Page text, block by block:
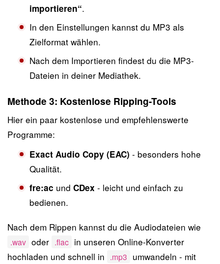
importieren“.
In den Einstellungen kannst du MP3 als
Zielformat wählen.
Nach dem Importieren findest du die MP3-
Dateien in deiner Mediathek.
Methode 3: Kostenlose Ripping-Tools
Hier ein paar kostenlose und empfehlenswerte
Programme:
Exact Audio Copy (EAC) - besonders hohe
Qualität.
fre:ac und CDex - leicht und einfach zu
bedienen.
Nach dem Rippen kannst du die Audiodateien wie
.wav oder .flac in unseren Online-Konverter
hochladen und schnell in .mp3 umwandeln - mit